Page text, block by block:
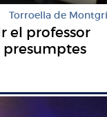
Torroella de Montgrí
el professor